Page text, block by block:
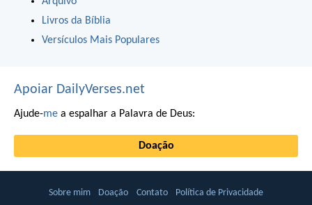
Livros da Bíblia
Versículos Mais Populares
Apoiar DailyVerses.net
Ajude-me a espalhar a Palavra de Deus:
Doação
Sobre mim Doação Contato Política de Privacidade